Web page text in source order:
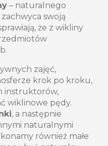
– naturalnego
swoją
że z wikliny
zajęć,
krok po kroku,
instruktorów,
wiklinowe pędy.
, a następnie
naturalnymi
również małe